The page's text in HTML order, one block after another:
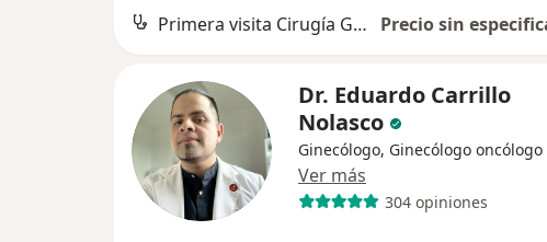
Primera visita Cirugía General Precio sin
Dr. Eduardo Carrillo
Nolasco
Ginecólogo, Ginecólogo oncólogo
Ver más
304 opiniones